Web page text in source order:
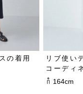
の着用
リブ使い
コーディ
164cm